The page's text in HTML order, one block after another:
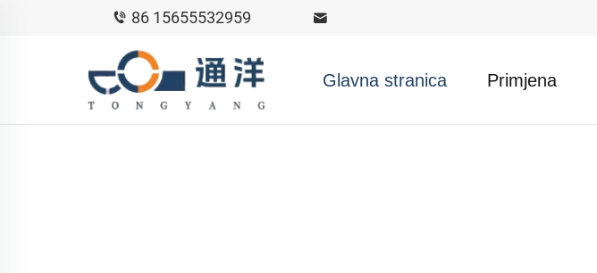
86 15655532959
Glavna stranica Primjena